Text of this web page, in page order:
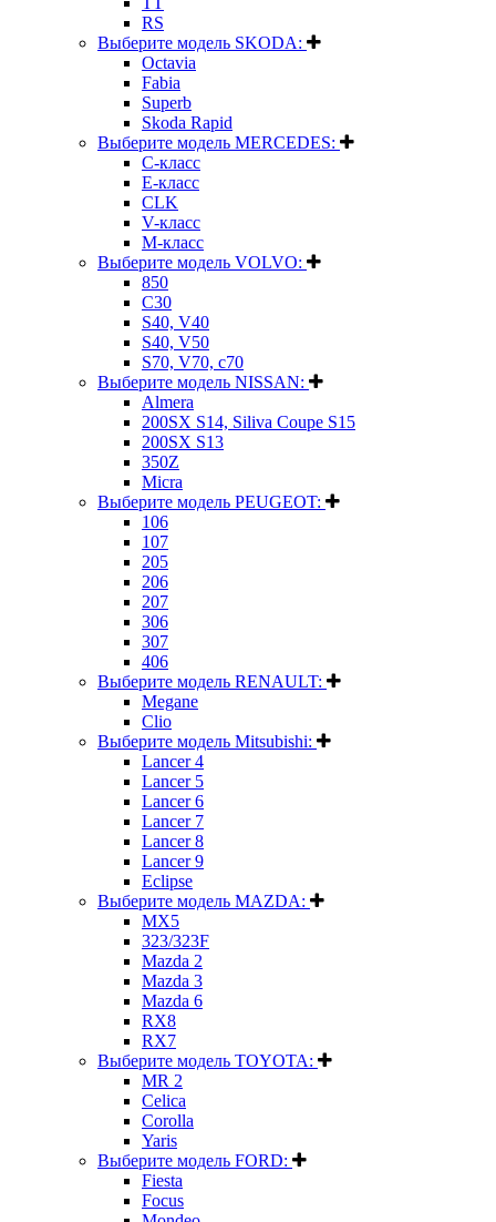
RS
Выберите модель SKODA:
Octavia
Fabia
Superb
Skoda Rapid
Выберите модель MERCEDES:
C-класс
E-класс
CLK
V-класс
M-класс
Выберите модель VOLVO:
850
C30
S40, V40
S40, V50
S70, V70, c70
Выберите модель NISSAN:
Almera
200SX S14, Siliva Coupe S15
200SX S13
350Z
Micra
Выберите модель PEUGEOT:
106
107
205
206
207
306
307
406
Выберите модель RENAULT:
Megane
Clio
Выберите модель Mitsubishi:
Lancer 4
Lancer 5
Lancer 6
Lancer 7
Lancer 8
Lancer 9
Eclipse
Выберите модель MAZDA:
MX5
323/323F
Mazda 2
Mazda 3
Mazda 6
RX8
RX7
Выберите модель TOYOTA:
MR 2
Celica
Corolla
Yaris
Выберите модель FORD:
Fiesta
Focus